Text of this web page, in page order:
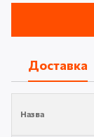
Доставка
Назва